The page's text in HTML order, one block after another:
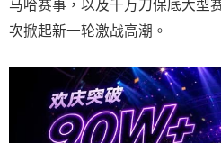
马哈赛事，以及千万刀保底大型
次掀起新一轮激战高潮。